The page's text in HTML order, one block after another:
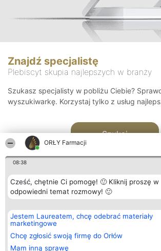
ORŁY Farmacji
08:38
Cześć, chętnie Ci pomogę! 🙂 Kliknij proszę w
odpowiedni temat rozmowy! 🙂
Jestem Laureatem, chcę odebrać materiały
marketingowe
Chcę zgłosić swoją firmę do Orłów
Mam inną sprawę
Znajdź specjalistę
Plebiscyt skupia najlepszych w branży
Szukasz specjalisty w pobliżu Ciebie?
wyszukiwarkę. Korzystaj tylko z usług
Szukaj
Organizator plebiscytu
Bright Side Solutions sp. z o.
o. sp. k.
ul. Ruska 22
Wrocław 50-079
KRS 0000749100 | Regon
Plebiscyt
Laureaci
wszystkich
Laureatów